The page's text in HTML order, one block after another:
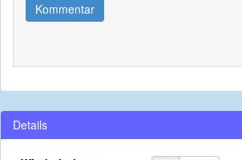
Kommentar
Details